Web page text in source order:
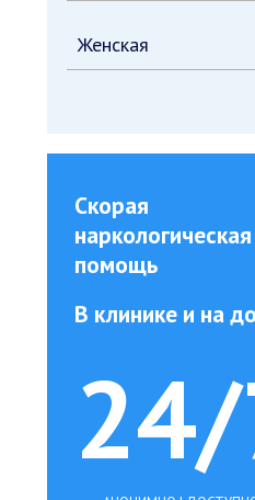
Женская
Скорая
наркологическая
помощь
В клинике и на